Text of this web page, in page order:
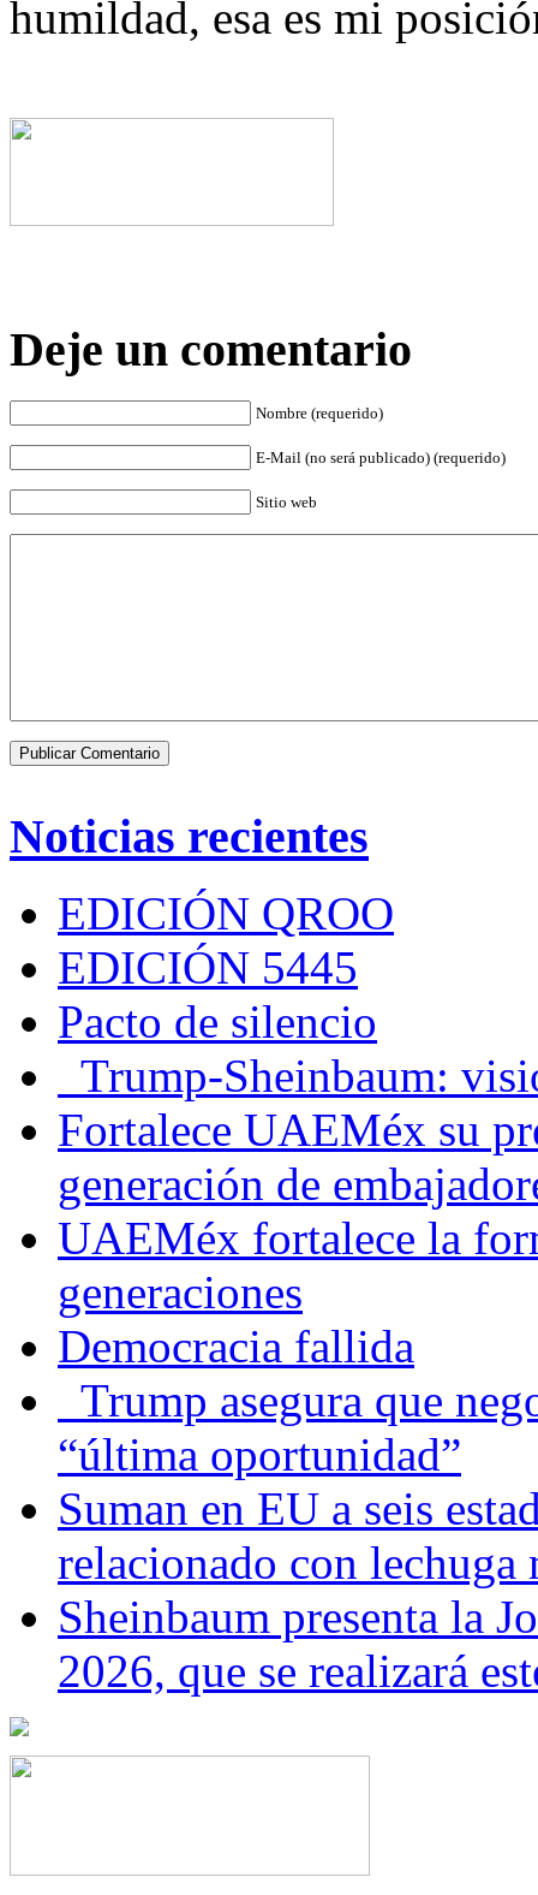
humildad, esa es mi
Deje un comentario
Nombre (requerido)
E-Mail (no será publicado) (requerido)
Sitio web
Noticias recientes
EDICIÓN QROO
EDICIÓN 5445
Pacto de silencio
Trump-Sheinbaum:
Fortalece UAEMéx su
generación de
UAEMéx fortalece la
generaciones
Democracia fallida
Trump asegura que
“última oportunidad”
Suman en EU a seis
relacionado con lechuga
Sheinbaum presenta la
2026, que se realizará